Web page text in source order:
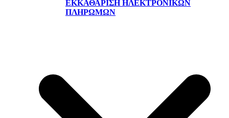
ΕΚΚΑΘΆΡΙΣΗ ΗΛΕΚΤΡΟΝΙΚΏΝ
ΠΛΗΡΩΜΏΝ